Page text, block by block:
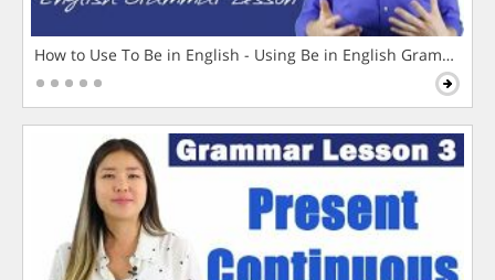
How to Use To Be in English - Using Be in English Grammar